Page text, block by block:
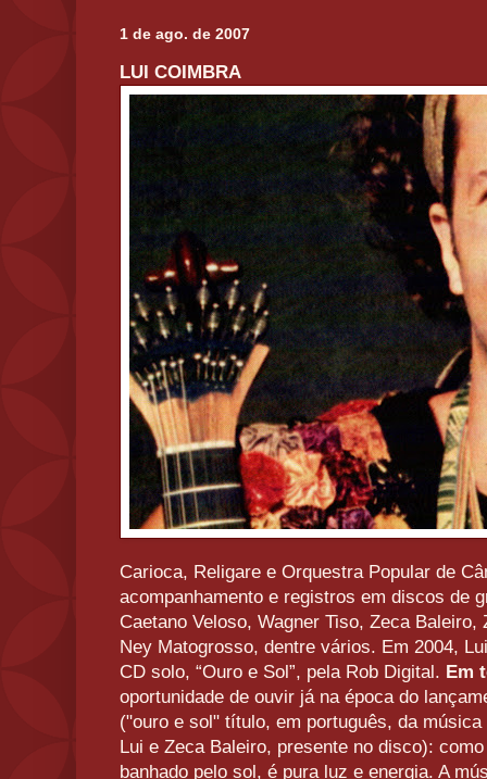
1 de ago. de 2007
LUI COIMBRA
Carioca, Religare e Orquestra Popular de
acompanhamento e registros em discos de
Caetano Veloso, Wagner Tiso, Zeca
Ney Matogrosso, dentre vários. Em 2004,
CD solo, “Ouro e Sol”, pela Rob Digital. Em
oportunidade de ouvir já na época do
("ouro e sol" título, em português, da
Lui e Zeca Baleiro, presente no disco):
banhado pelo sol, é pura luz e energia. A